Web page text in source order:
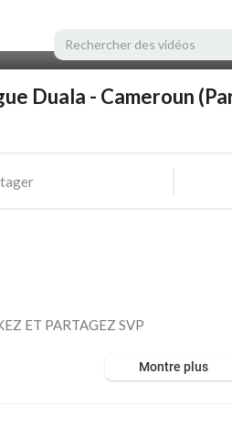
Duala - Cameroun
ET PARTAGEZ SVP
Montre plus